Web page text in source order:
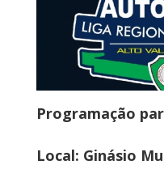
Programação
Local: Ginásio